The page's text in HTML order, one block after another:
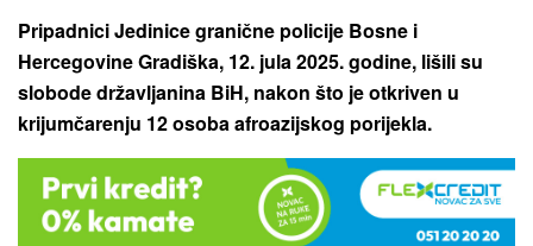
Pripadnici Jedinice granične policije Bosne i
Hercegovine Gradiška, 12. jula 2025. godine, lišili su
slobode državljanina BiH, nakon što je otkriven u
krijumčarenju 12 osoba afroazijskog porijekla.